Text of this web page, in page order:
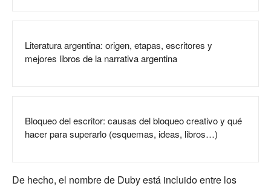
Literatura argentina: origen, etapas, escritores y
mejores libros de la narrativa argentina
Bloqueo del escritor: causas del bloqueo creativo y qué
hacer para superarlo (esquemas, ideas, libros…)
De hecho, el nombre de Duby está incluido entre los